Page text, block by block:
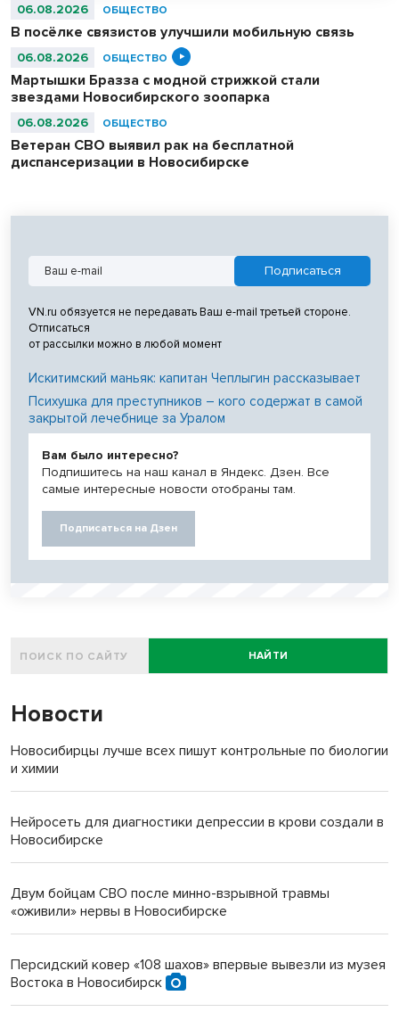
06.08.2026 ОБЩЕСТВО
В посёлке связистов улучшили мобильную связь
06.08.2026 ОБЩЕСТВО
Мартышки Бразза с модной стрижкой стали
звездами Новосибирского зоопарка
06.08.2026 ОБЩЕСТВО
Ветеран СВО выявил рак на бесплатной
диспансеризации в Новосибирске
VN.ru обязуется не передавать Ваш e-mail третьей стороне.
Отписаться
от рассылки можно в любой момент
Искитимский маньяк: капитан Чеплыгин рассказывает
Психушка для преступников – кого содержат в самой
закрытой лечебнице за Уралом
Вам было интересно?
Подпишитесь на наш канал в Яндекс. Дзен. Все
самые интересные новости отобраны там.
Подписаться на Дзен
НАЙТИ
Новости
Новосибирцы лучше всех пишут контрольные по биологии
и химии
Нейросеть для диагностики депрессии в крови создали в
Новосибирске
Двум бойцам СВО после минно-взрывной травмы
«оживили» нервы в Новосибирске
Персидский ковер «108 шахов» впервые вывезли из музея
Востока в Новосибирск